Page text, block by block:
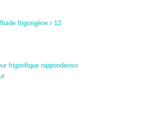
frigorigène r 12
frigorifique nippondenso